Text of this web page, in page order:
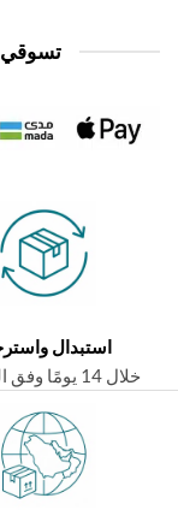
تسوقي
استبدال واسترجاع